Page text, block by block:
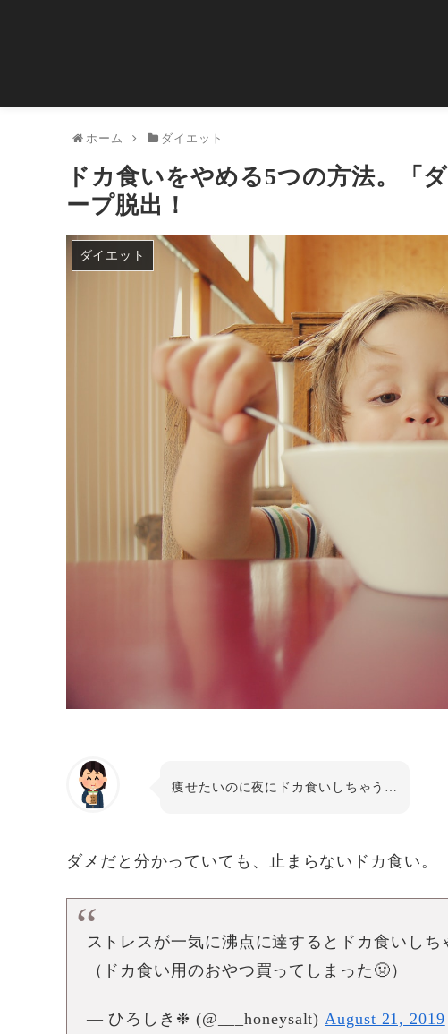
ホーム ダイエット
ドカ食いをやめる5つの方法。「
ープ脱出！
ダイエット
痩せたいのに夜にドカ食いしちゃう…
ダメだと分かっていても、止まらないドカ食い。
ストレスが一気に沸点に達するとドカ食いしち
（ドカ食い用のおやつ買ってしまった🤢）
— ひろしき❉ (@___honeysalt) August 21, 2019